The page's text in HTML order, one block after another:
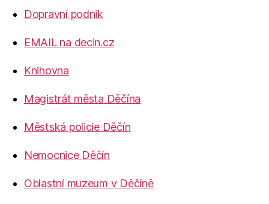
Dopravní podnik
EMAIL na decin.cz
Knihovna
Magistrát města Děčína
Městská policie Děčín
Nemocnice Děčín
Oblastní muzeum v Děčíně